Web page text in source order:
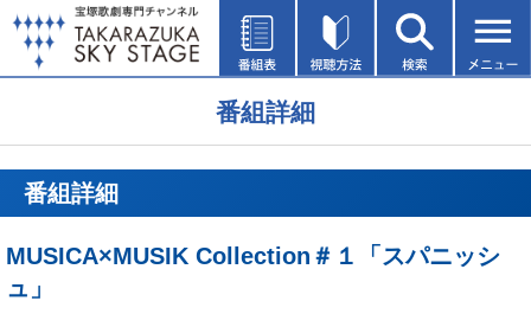
番組詳細
番組詳細
MUSICA×MUSIK Collection＃１「スパニッシ
ュ」